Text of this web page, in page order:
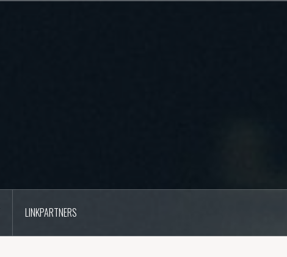
LINKPARTNERS